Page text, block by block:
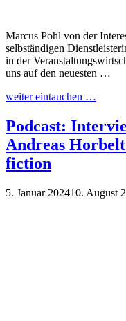
Marcus Pohl von der
selbständigen
in der
uns auf den neuesten …
weiter eintauchen …
Podcast:
Andreas
fiction
5. Januar 202410. August